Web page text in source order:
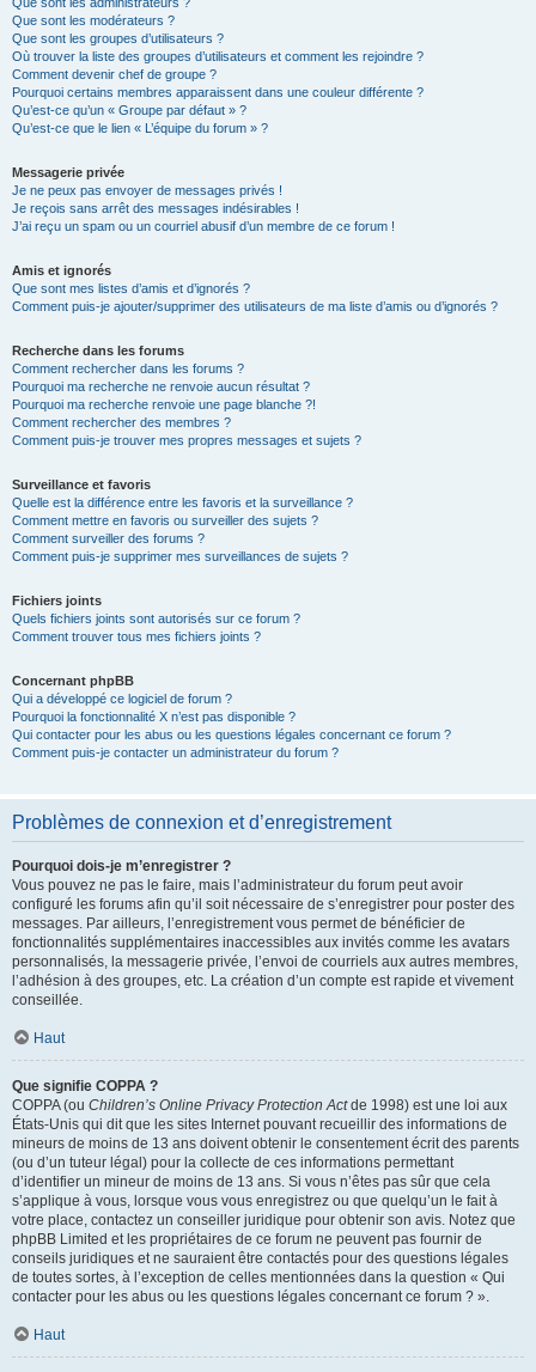
Que sont les modérateurs ?
Que sont les groupes d’utilisateurs ?
Où trouver la liste des groupes d’utilisateurs et comment les rejoindre ?
Comment devenir chef de groupe ?
Pourquoi certains membres apparaissent dans une couleur différente ?
Qu’est-ce qu’un « Groupe par défaut » ?
Qu’est-ce que le lien « L’équipe du forum » ?
Messagerie privée
Je ne peux pas envoyer de messages privés !
Je reçois sans arrêt des messages indésirables !
J’ai reçu un spam ou un courriel abusif d’un membre de ce forum !
Amis et ignorés
Que sont mes listes d’amis et d’ignorés ?
Comment puis-je ajouter/supprimer des utilisateurs de ma liste d’amis ou d’ignorés ?
Recherche dans les forums
Comment rechercher dans les forums ?
Pourquoi ma recherche ne renvoie aucun résultat ?
Pourquoi ma recherche renvoie une page blanche ?!
Comment rechercher des membres ?
Comment puis-je trouver mes propres messages et sujets ?
Surveillance et favoris
Quelle est la différence entre les favoris et la surveillance ?
Comment mettre en favoris ou surveiller des sujets ?
Comment surveiller des forums ?
Comment puis-je supprimer mes surveillances de sujets ?
Fichiers joints
Quels fichiers joints sont autorisés sur ce forum ?
Comment trouver tous mes fichiers joints ?
Concernant phpBB
Qui a développé ce logiciel de forum ?
Pourquoi la fonctionnalité X n’est pas disponible ?
Qui contacter pour les abus ou les questions légales concernant ce forum ?
Comment puis-je contacter un administrateur du forum ?
Problèmes de connexion et d’enregistrement
Pourquoi dois-je m’enregistrer ?
Vous pouvez ne pas le faire, mais l’administrateur du forum peut avoir
configuré les forums afin qu’il soit nécessaire de s’enregistrer pour poster des
messages. Par ailleurs, l’enregistrement vous permet de bénéficier de
fonctionnalités supplémentaires inaccessibles aux invités comme les avatars
personnalisés, la messagerie privée, l’envoi de courriels aux autres membres,
l’adhésion à des groupes, etc. La création d’un compte est rapide et vivement
conseillée.
Haut
Que signifie COPPA ?
COPPA (ou Children’s Online Privacy Protection Actde 1998) est une loi aux
États-Unis qui dit que les sites Internet pouvant recueillir des informations de
mineurs de moins de 13 ans doivent obtenir le consentement écrit des parents
(ou d’un tuteur légal) pour la collecte de ces informations permettant
d’identifier un mineur de moins de 13 ans. Si vous n’êtes pas sûr que cela
s’applique à vous, lorsque vous vous enregistrez ou que quelqu’un le fait à
votre place, contactez un conseiller juridique pour obtenir son avis. Notez que
phpBB Limited et les propriétaires de ce forum ne peuvent pas fournir de
conseils juridiques et ne sauraient être contactés pour des questions légales
de toutes sortes, à l’exception de celles mentionnées dans la question « Qui
contacter pour les abus ou les questions légales concernant ce forum ? ».
Haut